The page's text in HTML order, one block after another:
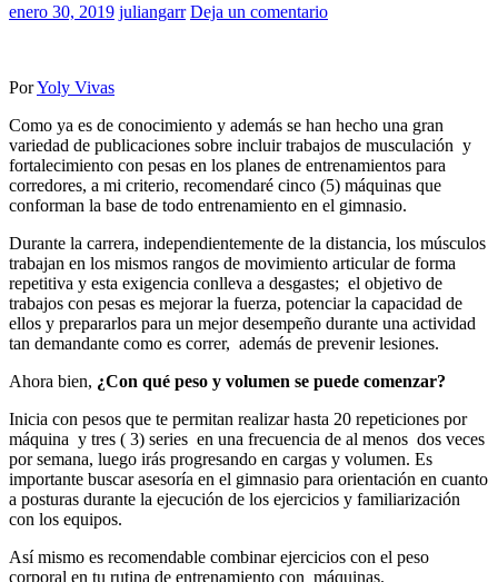
enero 30, 2019 juliangarr Deja un comentario
PorYoly Vivas
Como ya es de conocimiento y además se han hecho una gran
variedad de publicaciones sobre incluir trabajos de musculación y
fortalecimiento con pesas en los planes de entrenamientos para
corredores, a mi criterio, recomendaré cinco (5) máquinas que
conforman la base de todo entrenamiento en el gimnasio.
Durante la carrera, independientemente de la distancia, los músculos
trabajan en los mismos rangos de movimiento articular de forma
repetitiva y esta exigencia conlleva a desgastes; el objetivo de
trabajos con pesas es mejorar la fuerza, potenciar la capacidad de
ellos y prepararlos para un mejor desempeño durante una actividad
tan demandante como es correr, además de prevenir lesiones.
Ahora bien, ¿Con qué peso y volumen se puede comenzar?
Inicia con pesos que te permitan realizar hasta 20 repeticiones por
máquina y tres ( 3) series en una frecuencia de al menos dos veces
por semana, luego irás progresando en cargas y volumen. Es
importante buscar asesoría en el gimnasio para orientación en cuanto
a posturas durante la ejecución de los ejercicios y familiarización
con los equipos.
Así mismo es recomendable combinar ejercicios con el peso
corporal en tu rutina de entrenamiento con máquinas.